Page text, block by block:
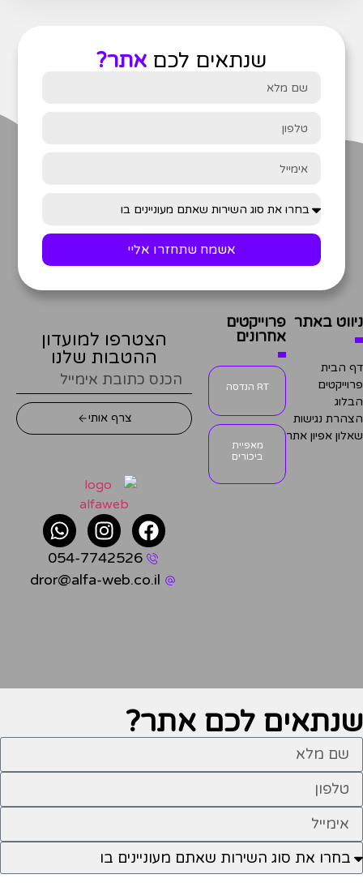
שנתאים לכם אתר?
אשמח שתחזרו אליי
ניווט באתר
דף הבית
פרוייקטים
הבלוג
הצהרת נגישות
שאלון אפיון אתר
פרוייקטים
אחרונים
RT הנדסה
מאפיית
ביכורים
הצטרפו למועדון
ההטבות שלנו
צרף אותי
054-7742526
dror@alfa-web.co.il
שנתאים לכם אתר?